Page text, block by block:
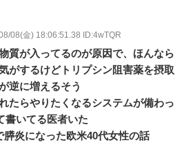
08(金) 18:06:51.38 ID:4wTQR
質が入ってるのが原因で、ほんなら
がするけどトリプシン阻害薬を摂取
逆に増えるそう
たらやりたくなるシステムが備わっ
書いてる医者いた
膵炎になった欧米40代女性の話